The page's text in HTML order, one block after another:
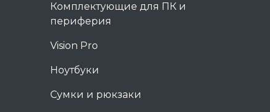
Комплектующие для ПК и
периферия
Vision Pro
Ноутбуки
Сумки и рюкзаки